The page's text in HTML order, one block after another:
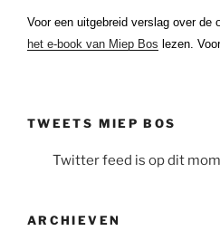
Voor een uitgebreid verslag over de
het e-book van Miep Bos lezen.
TWEETS MIEP BOS
Twitter feed is op dit
ARCHIEVEN